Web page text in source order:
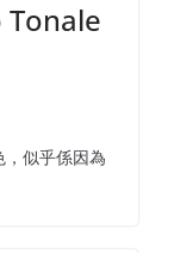
Tonale
似乎係因為